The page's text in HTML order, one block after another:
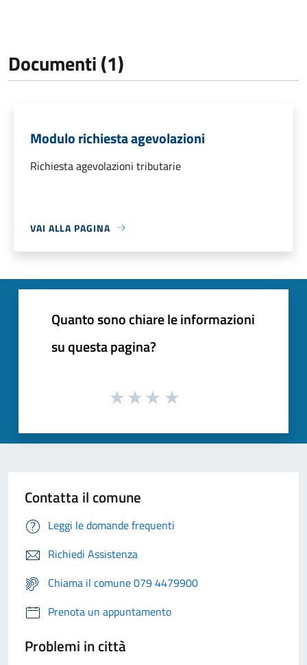
Documenti (1)
Modulo richiesta agevolazioni
Richiesta agevolazioni tributarie
VAI ALLA PAGINA
Quanto sono chiare le informazioni
su questa pagina?
Contatta il comune
Leggi le domande frequenti
Richiedi Assistenza
Chiama il comune 079 4479900
Prenota un appuntamento
Problemi in città